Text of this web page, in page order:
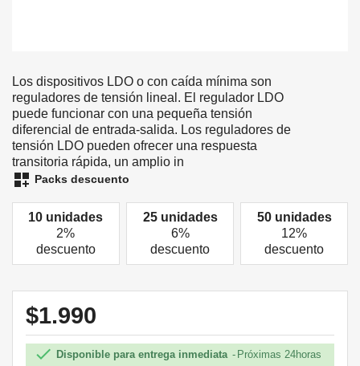
Los dispositivos LDO o con caída mínima son
reguladores de tensión lineal. El regulador LDO
puede funcionar con una pequeña tensión
diferencial de entrada-salida. Los reguladores de
tensión LDO pueden ofrecer una respuesta
transitoria rápida, un amplio in
dashboard_customize Packs descuento
10 unidades
2%
descuento
25 unidades
6%
descuento
50 unidades
12%
descuento
$1.990
 Disponible para entrega inmediata
Próximas 24horas